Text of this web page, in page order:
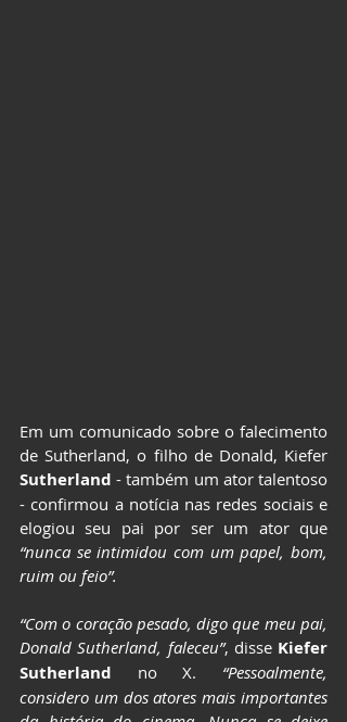
Em um comunicado sobre o falecimento
Sutherland - também um ator talentoso
- confirmou a notícia nas redes sociais e
elogiou seu pai por ser um ator que
“nunca se intimidou com um papel, bom,
ruim ou feio”.
“Com o coração pesado, digo que meu pai,
Donald Sutherland, faleceu”, disse Kiefer
Sutherland no X. “Pessoalmente,
considero um dos atores mais importantes